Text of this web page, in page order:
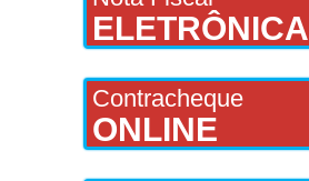
ELETRÔNICA
Contracheque
ONLINE